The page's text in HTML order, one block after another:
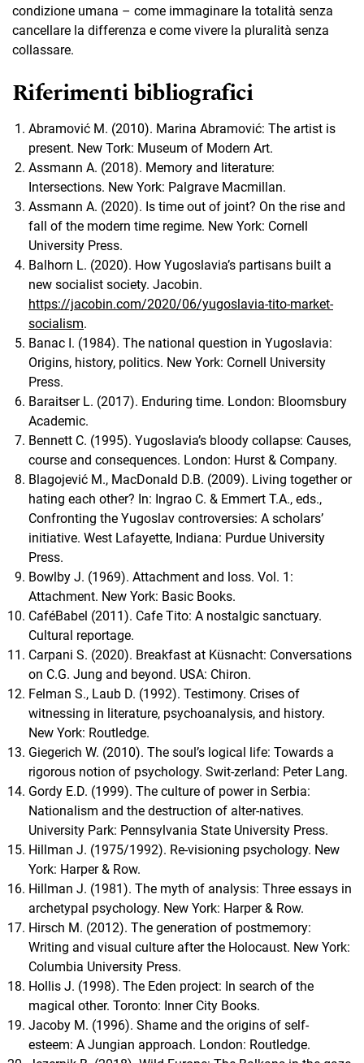
condizione umana – come immaginare la totalità senza
cancellare la differenza e come vivere la pluralità senza
collassare.
Riferimenti bibliografici
Abramović M. (2010). Marina Abramović: The artist is
present. New Tork: Museum of Modern Art.
Assmann A. (2018). Memory and literature:
Intersections. New York: Palgrave Macmillan.
Assmann A. (2020). Is time out of joint? On the rise and
fall of the modern time regime. New York: Cornell
University Press.
Balhorn L. (2020). How Yugoslavia’s partisans built a
new socialist society. Jacobin.
https://jacobin.com/2020/06/yugoslavia-tito-market-
socialism.
Banac I. (1984). The national question in Yugoslavia:
Origins, history, politics. New York: Cornell University
Press.
Baraitser L. (2017). Enduring time. London: Bloomsbury
Academic.
Bennett C. (1995). Yugoslavia’s bloody collapse: Causes,
course and consequences. London: Hurst & Company.
Blagojević M., MacDonald D.B. (2009). Living together or
hating each other? In: Ingrao C. & Emmert T.A., eds.,
Confronting the Yugoslav controversies: A scholars’
initiative. West Lafayette, Indiana: Purdue University
Press.
Bowlby J. (1969). Attachment and loss. Vol. 1:
Attachment. New York: Basic Books.
CaféBabel (2011). Cafe Tito: A nostalgic sanctuary.
Cultural reportage.
Carpani S. (2020). Breakfast at Küsnacht: Conversations
on C.G. Jung and beyond. USA: Chiron.
Felman S., Laub D. (1992). Testimony. Crises of
witnessing in literature, psychoanalysis, and history.
New York: Routledge.
Giegerich W. (2010). The soul’s logical life: Towards a
rigorous notion of psychology. Swit-zerland: Peter Lang.
Gordy E.D. (1999). The culture of power in Serbia:
Nationalism and the destruction of alter-natives.
University Park: Pennsylvania State University Press.
Hillman J. (1975/1992). Re-visioning psychology. New
York: Harper & Row.
Hillman J. (1981). The myth of analysis: Three essays in
archetypal psychology. New York: Harper & Row.
Hirsch M. (2012). The generation of postmemory:
Writing and visual culture after the Holocaust. New York:
Columbia University Press.
Hollis J. (1998). The Eden project: In search of the
magical other. Toronto: Inner City Books.
Jacoby M. (1996). Shame and the origins of self-
esteem: A Jungian approach. London: Routledge.